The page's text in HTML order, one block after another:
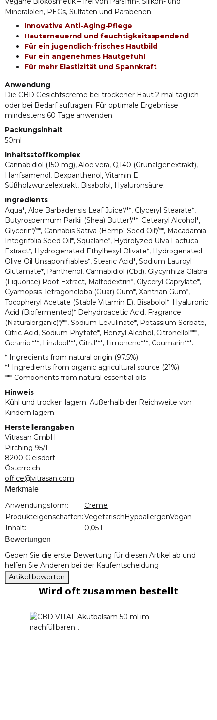
Mineralölen, PEGs, Sulfaten und Parabenen.
Innovative Anti-Aging-Pflege
Hauterneuernd und feuchtigkeitsspendend
Für ein jugendlich-frisches Hautbild
Für ein angenehmes Hautgefühl
Für mehr Elastizität und Spannkraft
Anwendung
Die CBD Gesichtscreme bei trockener Haut 2 mal täglich
oder bei Bedarf auftragen. Für optimale Ergebnisse
mindestens 60 Tage anwenden.
Packungsinhalt
50ml
Inhaltsstoffkomplex
Cannabidiol (150 mg), Aloe vera, QT40 (Grünalgenextrakt),
Hanfsamenöl, Dexpanthenol, Vitamin E,
Süßholzwurzelextrakt, Bisabolol, Hyaluronsäure.
Ingredients
Aqua*, Aloe Barbadensis Leaf Juice*/**, Glyceryl Stearate*,
Butyrospermum Parkii (Shea) Butter*/**, Cetearyl Alcohol*,
Glycerin*/**, Cannabis Sativa (Hemp) Seed Oil*/**, Macadamia
Integrifolia Seed Oil*, Squalane*, Hydrolyzed Ulva Lactuca
Extract*, Hydrogenated Ethylhexyl Olivate*, Hydrogenated
Olive Oil Unsaponifiables*, Stearic Acid*, Sodium Lauroyl
Glutamate*, Panthenol, Cannabidiol (Cbd), Glycyrrhiza Glabra
(Liquorice) Root Extract, Maltodextrin*, Glyceryl Caprylate*,
Cyamopsis Tetragonoloba (Guar) Gum*, Xanthan Gum*,
Tocopheryl Acetate (Stable Vitamin E), Bisabolol*, Hyaluronic
Acid (Biofermented)* Dehydroacetic Acid, Fragrance
(Naturalorganic)*/**, Sodium Levulinate*, Potassium Sorbate,
Citric Acid, Sodium Phytate*, Benzyl Alcohol, Citronellol***,
Geraniol***, Linalool***, Citral***, Limonene***, Coumarin***.
* Ingredients from natural origin (97,5%)
** Ingredients from organic agricultural source (21%)
*** Components from natural essential oils
Hinweis
Kühl und trocken lagern. Außerhalb der Reichweite von
Kindern lagern.
Herstellerangaben
Vitrasan GmbH
Pirching 95/1
8200 Gleisdorf
Österreich
office@vitrasan.com
Merkmale
Produkteigenschaft
Wert
Anwendungsform:
Creme
Produkteigenschaften:VegetarischHypoallergenVegan
Inhalt:
0,05 l
Bewertungen
Geben Sie die erste Bewertung für diesen Artikel ab und
helfen Sie Anderen bei der Kaufentscheidung
Artikel bewerten
Wird oft zusammen bestellt